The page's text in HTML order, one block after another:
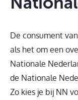
De consument
als het om een
Nationale
de Nationale
Zo kies je bij NN